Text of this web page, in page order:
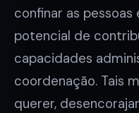
confinar as pessoas
potencial de
capacidades
coordenação. Tais
querer,